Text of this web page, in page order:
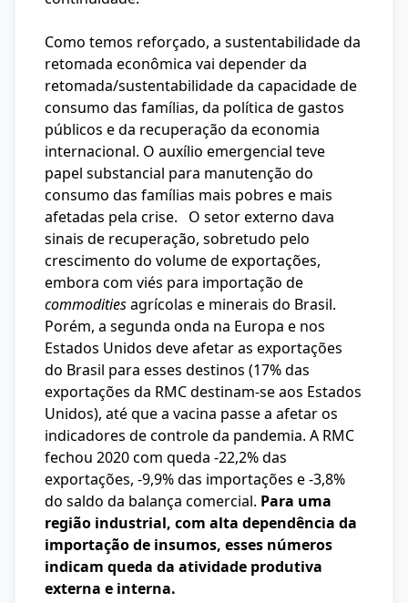
Como temos reforçado, a sustentabilidade da
retomada econômica vai depender da
retomada/sustentabilidade da capacidade de
consumo das famílias, da política de gastos
públicos e da recuperação da economia
internacional. O auxílio emergencial teve
papel substancial para manutenção do
consumo das famílias mais pobres e mais
afetadas pela crise. O setor externo dava
sinais de recuperação, sobretudo pelo
crescimento do volume de exportações,
embora com viés para importação de
commoditiesagrícolas e minerais do Brasil.
Porém, a segunda onda na Europa e nos
Estados Unidos deve afetar as exportações
do Brasil para esses destinos (17% das
exportações da RMC destinam-se aos Estados
Unidos), até que a vacina passe a afetar os
indicadores de controle da pandemia. A RMC
fechou 2020 com queda -22,2% das
exportações, -9,9% das importações e -3,8%
do saldo da balança comercial. Para uma
região industrial, com alta dependência da
importação de insumos, esses números
indicam queda da atividade produtiva
externa e interna.